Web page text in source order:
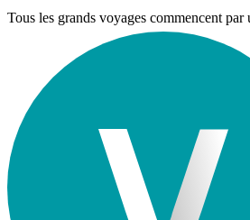
Tous les grands voyages commencent par